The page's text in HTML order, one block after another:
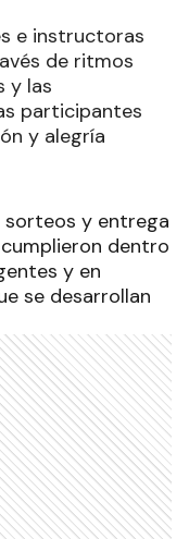
20.30 horas.
e instructoras
de ritmos
y las
participantes
y entrega
dentro
y en
se desarrollan